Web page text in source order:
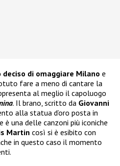
di omaggiare Milano e
fare a meno di cantare la
al meglio il capoluogo
. Il brano, scritto da Giovanni
alla statua d’oro posta in
è una delle canzoni più iconiche
Martin così si è esibito con
in questo caso il momento